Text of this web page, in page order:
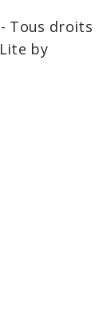
Tous droits
by